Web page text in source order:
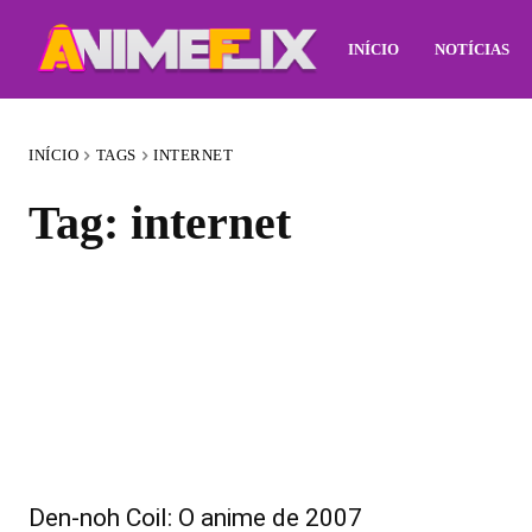
INÍCIO NOTÍCIAS
INÍCIO TAGS INTERNET
Tag: internet
Den-noh Coil: O anime de 2007